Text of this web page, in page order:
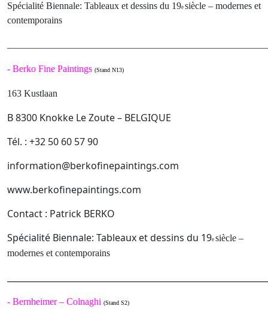
Spécialité Biennale: Tableaux et dessins du 19e siècle – modernes et
contemporains
- Berko Fine Paintings (Stand N13)
163 Kustlaan
B 8300 Knokke Le Zoute – BELGIQUE
Tél. : +32 50 60 57 90
information@berkofinepaintings.com
www.berkofinepaintings.com
Contact : Patrick BERKO
Spécialité Biennale: Tableaux et dessins du 19e siècle –
modernes et contemporains
- Bernheimer – Colnaghi (Stand S2)